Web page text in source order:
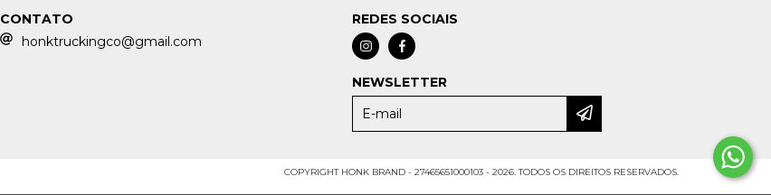
CONTATO
honktruckingco@gmail.com
REDES SOCIAIS
NEWSLETTER
COPYRIGHT HONK BRAND - 27465651000103 - 2026. TODOS OS DIREITOS RESERVADOS.